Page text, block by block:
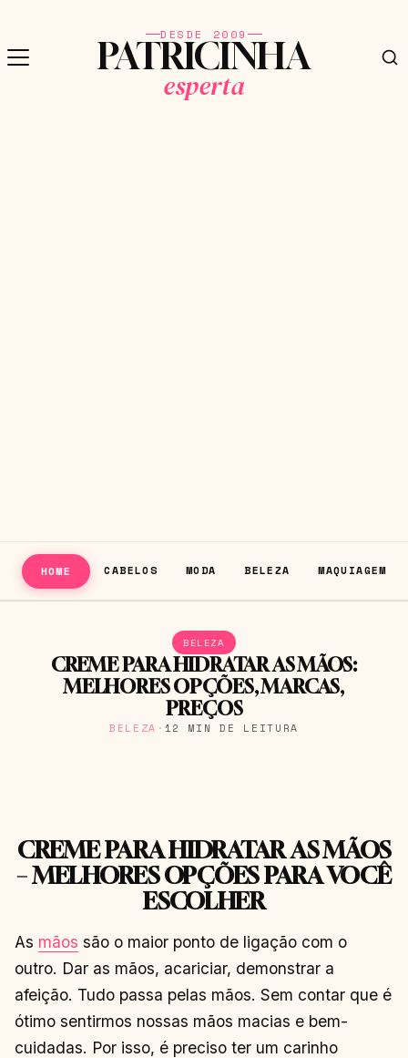
DESDE 2009
PATRICINHA
esperta
HOME CABELOS MODA BELEZA MAQUIAGEM
BELEZA
CREME PARA HIDRATAR AS MÃOS:
MELHORES OPÇÕES, MARCAS,
PREÇOS
BELEZA · 12 MIN DE LEITURA
CREME PARA HIDRATAR AS MÃOS
– MELHORES OPÇÕES PARA VOCÊ
ESCOLHER
As mãos são o maior ponto de ligação com o
outro. Dar as mãos, acariciar, demonstrar a
afeição. Tudo passa pelas mãos. Sem contar que é
ótimo sentirmos nossas mãos macias e bem-
cuidadas. Por isso, é preciso ter um carinho